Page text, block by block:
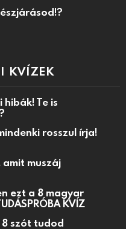
KVÍZEK
hibák! Te is
rosszul írja!
amit muszáj
ezt a 8 magyar
KVÍZ
8 szót tudod